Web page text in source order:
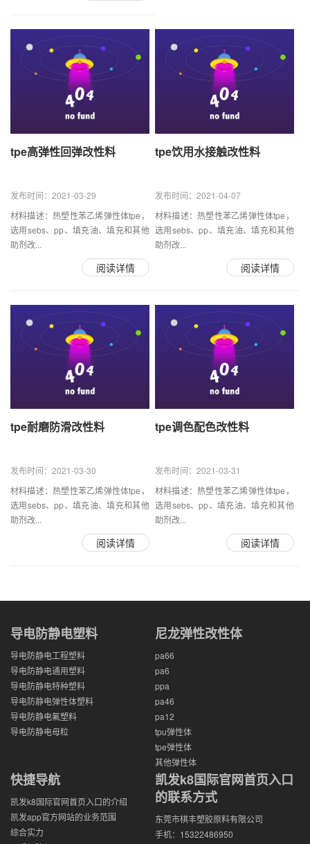
tpe高弹性回弹改性料
发布时间：2021-03-29
材料描述：热塑性苯乙烯弹性体tpe，
选用sebs、pp、填充油、填充和其他
助剂改...
阅读详情
tpe饮用水接触改性料
发布时间：2021-04-07
材料描述：热塑性苯乙烯弹性体tpe，
选用sebs、pp、填充油、填充和其他
助剂改...
阅读详情
tpe耐磨防滑改性料
发布时间：2021-03-30
材料描述：热塑性苯乙烯弹性体tpe，
选用sebs、pp、填充油、填充和其他
助剂改...
阅读详情
tpe调色配色改性料
发布时间：2021-03-31
材料描述：热塑性苯乙烯弹性体tpe，
选用sebs、pp、填充油、填充和其他
助剂改...
阅读详情
导电防静电塑料
导电防静电工程塑料
导电防静电通用塑料
导电防静电特种塑料
导电防静电弹性体塑料
导电防静电氟塑料
导电防静电母粒
尼龙弹性改性体
pa66
pa6
ppa
pa46
pa12
tpu弹性体
tpe弹性体
其他弹性体
快捷导航
凯发k8国际官网首页入口的介绍
凯发app官方网站的业务范围
综合实力
凯发k8国际官网首页入口
的联系方式
东莞市棋丰塑胶原料有限公司
手机：15322486950